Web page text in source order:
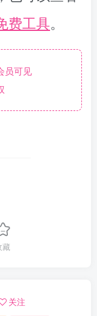
费工具。
员可见
藏
关注